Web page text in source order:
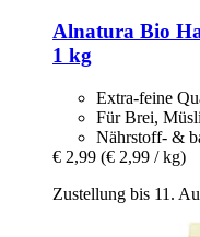
Alnatura Bio
1 kg
Extra-feine
Für Brei,
Nährstoff- &
€ 2,99 (€ 2,99 / kg)
Zustellung bis 11.